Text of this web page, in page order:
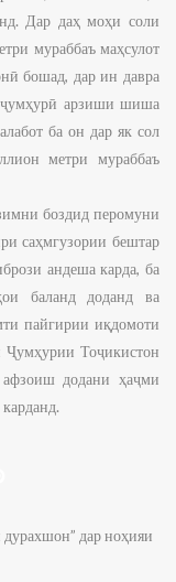
Дар даҳ моҳи соли
мураббаъ маҳсулот
бошад, дар ин давра
ҷумҳурӣ арзиши шиша
ба он дар як сол
метри мураббаъ
боздид перомуни
саҳмгузории бештар
андеша карда, ба
баланд доданд ва
пайгирии иқдомоти
Ҷумҳурии Тоҷикистон
додани ҳаҷми
дар ноҳияи